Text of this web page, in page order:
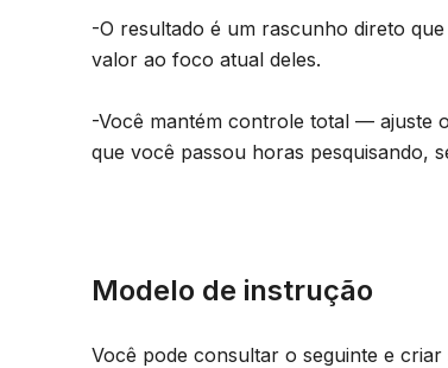
-O resultado é um rascunho direto
valor ao foco atual deles.
-Você mantém controle total — ajuste
que você passou horas pesquisando,
Modelo de instrução
Você pode consultar o seguinte e